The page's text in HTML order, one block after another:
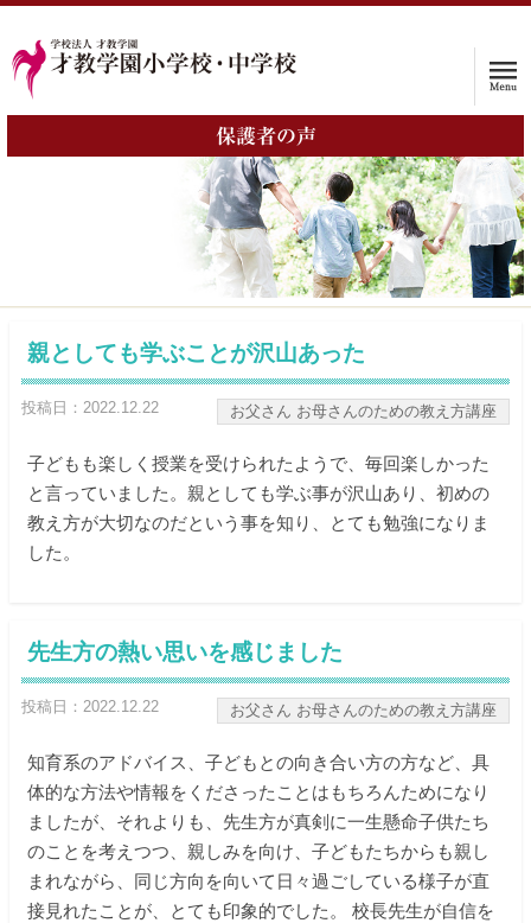
ホーム
入学をお考えの方へ
資料請求・お問い合わせ
閉じる
保護者の声
親としても学ぶことが沢山あった
投稿日：2022.12.22 お父さん お母さんのための教え方講座
子どもも楽しく授業を受けられたようで、毎回楽しかった
と言っていました。親としても学ぶ事が沢山あり、初めの
教え方が大切なのだという事を知り、とても勉強になりま
した。
先生方の熱い思いを感じました
投稿日：2022.12.22 お父さん お母さんのための教え方講座
知育系のアドバイス、子どもとの向き合い方の方など、具
体的な方法や情報をくださったことはもちろんためになり
ましたが、それよりも、先生方が真剣に一生懸命子供たち
のことを考えつつ、親しみを向け、子どもたちからも親し
まれながら、同じ方向を向いて日々過ごしている様子が直
接見れたことが、とても印象的でした。 校長先生が自信を